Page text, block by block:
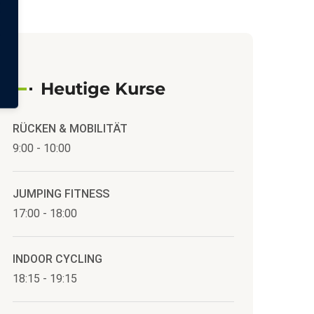
Heutige Kurse
RÜCKEN & MOBILITÄT
9:00 - 10:00
JUMPING FITNESS
17:00 - 18:00
INDOOR CYCLING
18:15 - 19:15